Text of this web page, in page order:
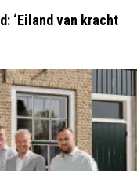
‘Eiland van kracht